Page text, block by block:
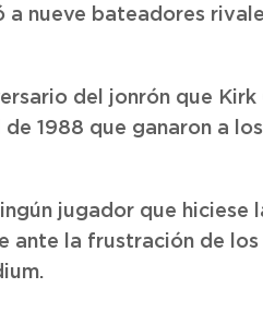
a nueve bateadores
del jonrón que Kirk
1988 que ganaron a
jugador que hiciese
ante la frustración de